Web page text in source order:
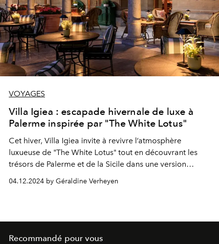
VOYAGES
Villa Igiea : escapade hivernale de luxe à
Palerme inspirée par "The White Lotus"
Cet hiver, Villa Igiea invite à revivre l’atmosphère
luxueuse de "The White Lotus" tout en découvrant les
trésors de Palerme et de la Sicile dans une version
hivernale qui n’a rien à envier aux destinations plus
04.12.2024 by Géraldine Verheyen
Recommandé pour vous